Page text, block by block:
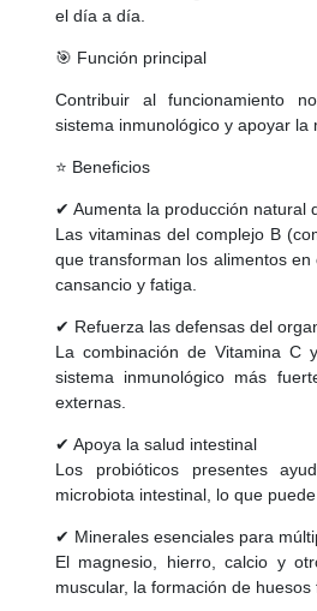
el día a día.
🎯 Función principal
Contribuir al funcionamiento
sistema inmunológico y apoyar la
⭐ Beneficios
✔ Aumenta la producción natural
Las vitaminas del complejo B
que transforman los alimentos
cansancio y fatiga.
✔ Refuerza las defensas del
La combinación de Vitamina C
sistema inmunológico más
externas.
✔ Apoya la salud intestinal
Los probióticos presentes
microbiota intestinal, lo que
✔ Minerales esenciales para
El magnesio, hierro, calcio y
muscular, la formación de